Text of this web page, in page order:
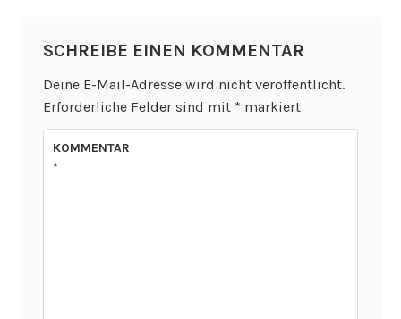
SCHREIBE EINEN KOMMENTAR
Deine E-Mail-Adresse wird nicht veröffentlicht.
Erforderliche Felder sind mit * markiert
KOMMENTAR
*